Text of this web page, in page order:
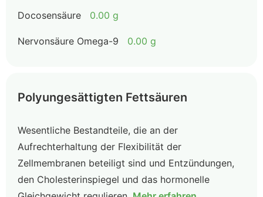
Docosensäure 0.00 g
Nervonsäure Omega-9 0.00 g
Polyungesättigten Fettsäuren
Wesentliche Bestandteile, die an der
Aufrechterhaltung der Flexibilität der
Zellmembranen beteiligt sind und Entzündungen,
den Cholesterinspiegel und das hormonelle